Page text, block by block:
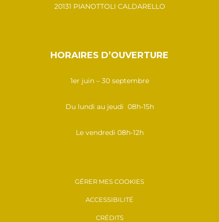
20131 PIANOTTOLI CALDARELLO
HORAIRES D’OUVERTURE
1er juin – 30 septembre
Du lundi au jeudi 08h-15h
Le vendredi 08h-12h
GÉRER MES COOKIES
ACCESSIBILITÉ
CRÉDITS